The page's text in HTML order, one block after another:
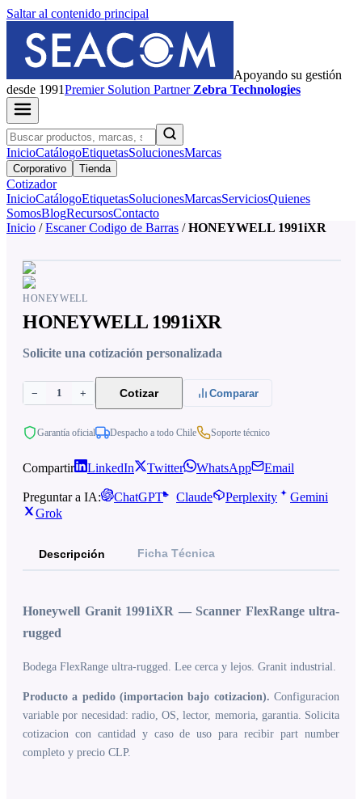
Saltar al contenido principal
Apoyando su gestión
desde 1991PremierSolution Partner Zebra Technologies
InicioCatálogoEtiquetasSolucionesMarcas
Corporativo Tienda
Cotizador
InicioCatálogoEtiquetasSolucionesMarcasServiciosQuienes
SomosBlogRecursosContacto
Inicio / Escaner Codigo de Barras / HONEYWELL 1991iXR
HONEYWELL
HONEYWELL 1991iXR
Solicite una cotización personalizada
− 1 + Cotizar Comparar
Garantía oficial Despacho a todo Chile Soporte técnico
Compartir LinkedIn Twitter WhatsApp Email
Preguntar a IA: ChatGPT Claude Perplexity
Gemini
Grok
Descripción Ficha Técnica
Honeywell Granit 1991iXR — Scanner FlexRange ultra-
rugged
Bodega FlexRange ultra-rugged. Lee cerca y lejos. Granit industrial.
Producto a pedido (importacion bajo cotizacion). Configuracion
variable por necesidad: radio, OS, lector, memoria, garantia. Solicita
cotizacion con cantidad y caso de uso para recibir part number
completo y precio CLP.